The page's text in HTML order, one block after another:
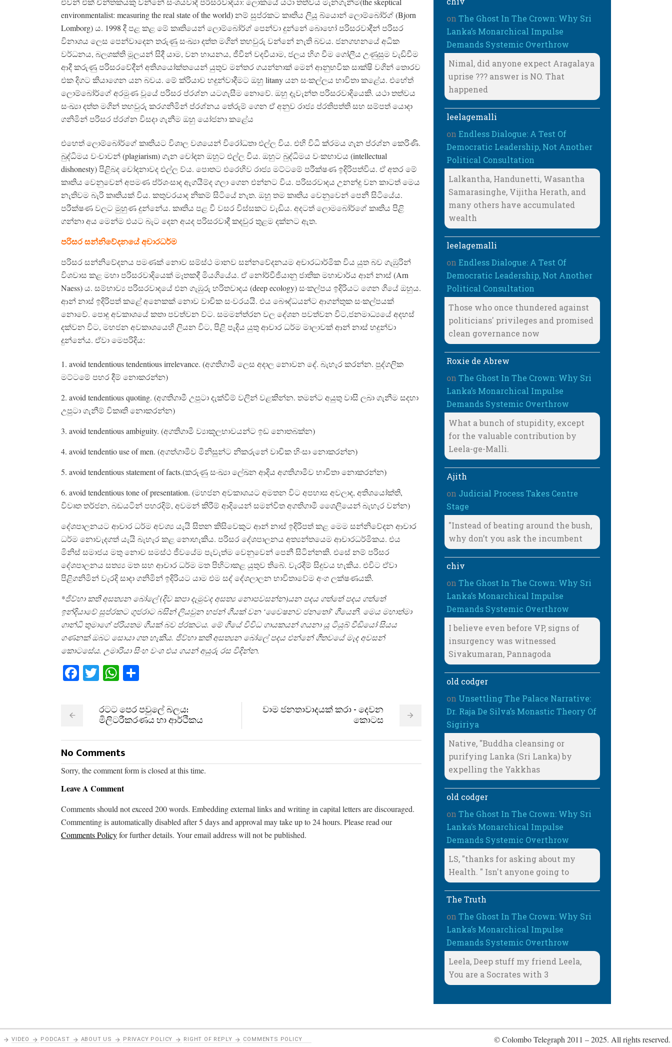
environmentalist: measuring the real state of the world) නම් සුප්රකට කෘතිය ලියූ බ්යොන් ලොම්බෝර්ග් (Bjorn
Lomborg) ය. ⁣1998 දී පළ කළ මේ කෘතියෙන් ලොම්බෝර්ග් පෙන්වා දුන්නේ බොහෝ පරිසරවාදීන් පරිසර
විනාශය ලෙස පෙන්වාදෙන තරුණු සංඛ්‍යා දත්ත මගින් තහවුරු වන්නේ නැති බවය. ජනගහනයේ අධික
වර්ධනය, බලශක්ති මූලයන් සිදී යාම, වන හායනය, ජීවීන් වදවීයාම, ජලය හිග වීම ගෝලීය උණුසුම වැඩිවීම
ආදී කරුණු පරිසරවේදීන් අතිශයෝක්තයෙන් යුතුව මන්තර ගයන්නාක් මෙන් ආනුභවික සාක්ෂි වගින් තොරව
එක දිගට කියාගෙන යන බවය. මේ ක්රියාව හදුන්වාදීම⁣ට ඔහු litany යන සංකල්ලය භාවිතා කළේය. එහේත්
ලොම්බෝර්ගේ අරමුණ වූයේ පරිසර ප්රශ්න යටගැසීම නොවේ. ඔහු දැවැන්ත පරිසරවාදියෙකි. යථා තත්වය
සංඛ්‍යා දත්ත මගින් තහවුරු කරගනිමින් ප්රශ්නය තේරුම් ගෙන ඒ අනුව රාජ්‍ය ප්රතිපත්ති සහ සම්පත් යොදා
ගනිමින් පරිසර ප්රශ්න විසදා ගැනීම ඔහු යෝජනා කළේය
එහෙත් ලොම්බෝර්ගේ කෘතියට විශාල වශයෙන් විරෝධතා එල්ල විය. එහි විධි ක්රමය ගැන ප්රශ්න කෙරිණි.
බුද්ධිමය වංචාවන් (plagiarism) ගැන චෝදන ඔහුට එල්ල විය. ඔහුට බුද්ධිමය වංකභාවය (intellectual
dishonesty) පිළිබද චෝදනාවද එල්ල ව්ය. පොතට එරෙහිව රාජ්‍ය මට්ටමේ පරීක්ෂණ ඉදිරිපත්විය. ඒ අතර මේ
කෘතිය වෙනුවෙන් අපමණ ප්ර්ශංසාද ඇගයීම්ද ගලා ගෙන එන්නට විය. පරිසරවාදය උනන්දු වන කාටත් මෙය
නැතිවම බැරි කෘතියක් විය. කතුවරයාද නිකම් සිටියේ නැත. ඔහු තම කෘතිය වෙනුවෙන් පෙනී සිටියේය.
පරීක්ෂණ වලට මුහුණ දුන්නේය. කෘතිය පළ වී වසර විස්සකට වැඩිය. අදටත් ලොමබෝර්ගේ කෘතිය පිළි
ගන්නා අය මෙන්ම එයට බැට දෙන අයද පරිසරවාදී කදවුර තුළම දක්නට ඇත.
පරිසර සන්නිවේදනයේ අචාරධර්ම
පරිසර සන්නිවේදනය පමණක් නොව සම්ස්ථ මානව සන්නවේදනයම අචාරධාර්මික විය යුත බව ගැඹුරින්
විශවාස කළ මහා පරිසරවාදියෙක් මෑතකදී මියගියේය. ඒ නෝර්වීජියානු ජාතික මහාචාර්ය ආන් නාස් (Arn
Naess) ය. සම්භාව්‍ය පරිසරවාදයේ එන ගැඹුරු හරිතවාදය (deep ecology) සංකල්පය ඉදිරියට ගෙන ගියේ ඔහුය.
ආන් නාස් ඉදිරිපත් ක⁣ළේ අනෙකක් නොව වාචික සංවරයයි. එය බෞද්ධයන්ට ආගන්තුක සංකල්පයක්
නොවේ. පොදු අවකාශයේ කතා පවත්වන ව්ට. සමමන්ත්රන වල දේශන පවත්වන විට,ජනමාධ්‍යයේ අදහස්
දක්වන විට, මහජන අවකාශයෙහි ලියන විට, පිළි පැදිය යුතු ආචාර ධර්ම මාලාවක් ආන් නාස් හදුන්වා
දුන්නේය. ඒවා මෙපරිදිය:
1. avoid tendentious tendentious irrelevance. (අගතිගාමී ලෙස අදාල නොවන දේ. බැහැර කරන්න. පුද්ගලික
මට්ටමේ පහර දීම් නොකරන්න)
2. avoid tendentious quoting. (අගතිගාමී උපුටා දැක්වීම් වලින් වළකින්න. තමන්ට අයුතු වාසි ලබා ගැනීම සදහා
උපුටා ගැනීම් විකෘති නොකරන්න)
3. avoid tendentious ambiguity. (අගතිගාමී ව්‍යාකූලභාවයන්ට ඉඩ නොතබක්න)
4. avoid tendentio use of men. (අගත්ගාමීව මිනිසුන්ට නිකරුනේ වාචික හිංසා නොකරන්න)
5. avoid tendentious statement of facts.(කරුණු සංඛ්‍යා ලේඛන ආදිය අගතිගාමීව භාවිතා නොකරන්න)
6. avoid tendentious tone of presentation. (මහජන අවකාශයට අමතන විට අපහාස අවලාද, අතිශයෝක්ති,
විවෘත තර්ජන, බඩයටින් පහරදිම්, අවමන් කිරීම් ආදියෙන් සමන්විත අගතිගාමී ශෛලියෙන් බැහැර වන්න)
දේශපාලනයට ආචාර ධර්ම අවශ්‍ය යැයි සිතන කිසිවෙකුට ආන් නාස් ඉදිරිපත් කළ මෙම සන්නිවේදන ආචාර
ධර්ම නොවැදගත් යැයි බැහැර කළ නොහැකිය. පරිසර දේශපාලනය අත්‍යන්තයෙම ආචාරධර්මිකය. එය
මිනිස් සමාජය මතු නොව සමස්ථ ජීවයේම පැවැත්ම වෙනුවෙන් පෙනී සිටින්නකි. එසේ නම් පරිසර
දේශපාලනය සත්‍ය්‍ය මත සහ ආචාර ධර්ම මත පිහිටාකළ යුතුව තිබේ. වැරදීම් සිදුවය හැකිය. එවිට ඒවා
පිළිගනිමින් වැරදි සාදා ගනිමින් ඉදිරියට යාම එම සද් දේශලාලන භාවිතාවේම අංග ලක්ෂණයකි.
*ජිව්හා කති අසත්‍යන බෝලේ (දිව කපා දැමුවද අසත්‍ය නොපවසන්න)යන පදය ගත්තේ පදය ගත්තේ
ඉන්දියාවේ සුප්රකට ගුජරාට බසින් ලියවුන භජන් ගීයක් වන ‘වෛෂනව ජනතෝ’ ගීයෙනි. මෙය මහාත්මා
ගාන්ධි තුමාගේ ප්රියතම ගීයක් බව ප්රකටය. මේ ගීයේ විවිධ ගායකයන් ගයනා යූ ටියුබ් වීඩියෝ සියය
ගණනක් ඔබට සොයා ගත හැකිය. ජිව්හා කති අසත්‍යන බෝලේ පදය එන්නේ ගීතවයේ මැද අවසන්
කොටසේය. උමාරියා සිංහ වංශ එය ගයන් අයුරු රස විදින්න.
Facebook
TwitterWhatsApp
රටට පෙර පවුලේ බලය:
මිලිටරීකරණය හා ආර්ථිකය​
වාම ජනතාවාදයක් කරා - දෙවන
කොටස
No Comments
Sorry, the comment form is closed at this time.
Leave A Comment
Comments should not exceed 200 words. Embedding external links and writing in capital letters are discouraged.
Commenting is automatically disabled after 5 days and approval may take up to 24 hours. Please read our
Comments Policyfor further details. Your email address will not be published.
onThe Ghost In The Crown: Why Sri
Lanka’s Monarchical Impulse
Demands Systemic Overthrow
Nimal, did anyone expect Aragalaya
uprise ??? answer is NO. That
happened
leelagemalli
onEndless Dialogue: A Test Of
Democratic Leadership, Not Another
Political Consultation
Lalkantha, Handunetti, Wasantha
Samarasinghe, Vijitha Herath, and
many others have accumulated
wealth
leelagemalli
onEndless Dialogue: A Test Of
Democratic Leadership, Not Another
Political Consultation
Those who once thundered against
politicians' privileges and promised
clean governance now
Roxie de Abrew
onThe Ghost In The Crown: Why Sri
Lanka’s Monarchical Impulse
Demands Systemic Overthrow
What a bunch of stupidity, except
for the valuable contribution by
Leela-ge-Malli.
Ajith
on Judicial Process Takes Centre
Stage
"Instead of beating around the bush,
why don’t you ask the incumbent
chiv
onThe Ghost In The Crown: Why Sri
Lanka’s Monarchical Impulse
Demands Systemic Overthrow
I believe even before VP, signs of
insurgency was witnessed
Sivakumaran, Pannagoda
old codger
on Unsettling The Palace Narrative:
Dr. Raja De Silva’s Monastic Theory Of
Sigiriya
Native, "Buddha cleansing or
purifying Lanka (Sri Lanka) by
expelling the Yakkhas
old codger
onThe Ghost In The Crown: Why Sri
Lanka’s Monarchical Impulse
Demands Systemic Overthrow
LS, "thanks for asking about my
Health. " Isn't anyone going to
The Truth
onThe Ghost In The Crown: Why Sri
Lanka’s Monarchical Impulse
Demands Systemic Overthrow
Leela, Deep stuff my friend Leela,
You are a Socrates with 3
VIDEO PODCAST ABOUT US PRIVACY POLICY RIGHT OF REPLY COMMENTS POLICY © Colombo Telegraph 2011 – 2025. All rights reserved.